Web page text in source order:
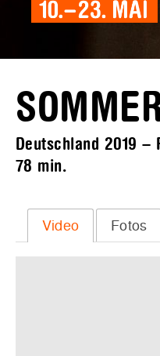
Deutschland 2019
78 min.
Video Fotos